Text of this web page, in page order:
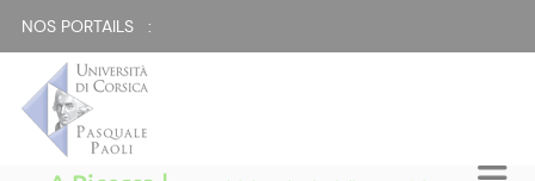
NOS PORTAILS :